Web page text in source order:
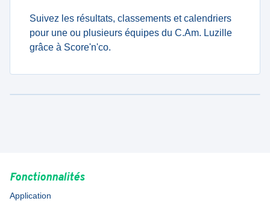
Suivez les résultats, classements et calendriers
pour une ou plusieurs équipes du C.Am. Luzille
grâce à Score'n'co.
Fonctionnalités
Application